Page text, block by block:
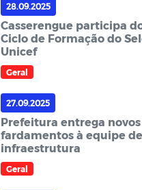
28.09.2025
Casserengue participa do
Ciclo de Formação do
Unicef
Geral
27.09.2025
Prefeitura entrega novos
fardamentos à equipe de
infraestrutura
Geral